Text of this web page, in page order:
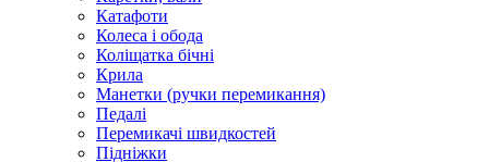
Катафоти
Колеса і обода
Коліщатка бічні
Крила
Манетки (ручки перемикання)
Педалі
Перемикачі швидкостей
Підніжки